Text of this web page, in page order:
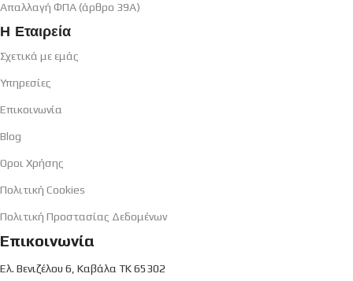
Απαλλαγή ΦΠΑ (άρθρο 39Α)
Η Εταιρεία
Σχετικά με εμάς
Υπηρεσίες
Επικοινωνία
Blog
Όροι Χρήσης
Πολιτική Cookies
Πολιτική Προστασίας Δεδομένων
Επικοινωνία
Ελ. Βενιζέλου 6, Καβάλα ΤΚ 65302